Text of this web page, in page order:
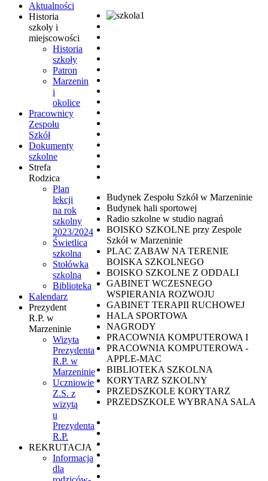
Budynek Zespołu Szkół w Marzeninie
Budynek hali sportowej
Radio szkolne w studio nagrań
BOISKO SZKOLNE przy Zespole
Szkół w Marzeninie
PLAC ZABAW NA TERENIE
BOISKA SZKOLNEGO
BOISKO SZKOLNE Z ODDALI
GABINET WCZESNEGO
WSPIERANIA ROZWOJU
GABINET TERAPII RUCHOWEJ
HALA SPORTOWA
NAGRODY
PRACOWNIA KOMPUTEROWA I
PRACOWNIA KOMPUTEROWA -
APPLE-MAC
BIBLIOTEKA SZKOLNA
KORYTARZ SZKOLNY
PRZEDSZKOLE KORYTARZ
PRZEDSZKOLE WYBRANA SALA
Aktualności
Historia
szkoły i
miejscowości
Historia
szkoły
Patron
Marzenin
i
okolice
Pracownicy
Zespołu
Szkół
Dokumenty
szkolne
Strefa
Rodzica
Plan
lekcji
na rok
szkolny
2023/2024
Świetlica
szkolna
Stołówka
szkolna
Biblioteka
Kalendarz
Prezydent
R.P. w
Marzeninie
Wizyta
Prezydenta
R.P. w
Marzeninie
Uczniowie
Z.S. z
wizytą
u
Prezydenta
R.P.
REKRUTACJA
Informacja
dla